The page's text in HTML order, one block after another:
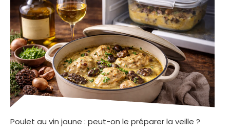
Poulet au vin jaune : peut-on le préparer la veille ?